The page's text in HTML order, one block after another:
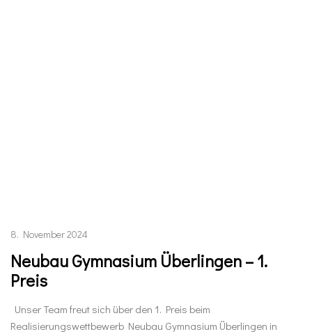
8. November 2024
Neubau Gymnasium Überlingen – 1.
Preis
Unser Team freut sich über den 1. Preis beim
Realisierungswettbewerb Neubau Gymnasium Überlingen in